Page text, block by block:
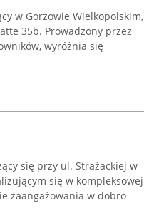
w Gorzowie Wielkopolskim,
35b. Prowadzony przez
wyróżnia się
się przy ul. Strażackiej w
się w kompleksowej
zaangażowania w dobro